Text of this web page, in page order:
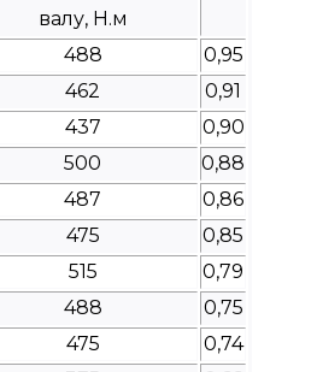
валу, Н.м
488
0,95
462
0,91
437
0,90
500
0,88
487
0,86
475
0,85
515
0,79
488
0,75
475
0,74